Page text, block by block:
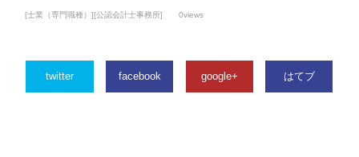
[士業（専門職種）][公認会計士事務所] 0views
twitter facebook google+ はてブ